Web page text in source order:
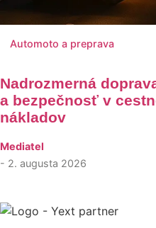
Automoto a preprava
Nadrozmerná
a bezpečnosť v
nákladov
Mediatel
- 2. augusta 2026